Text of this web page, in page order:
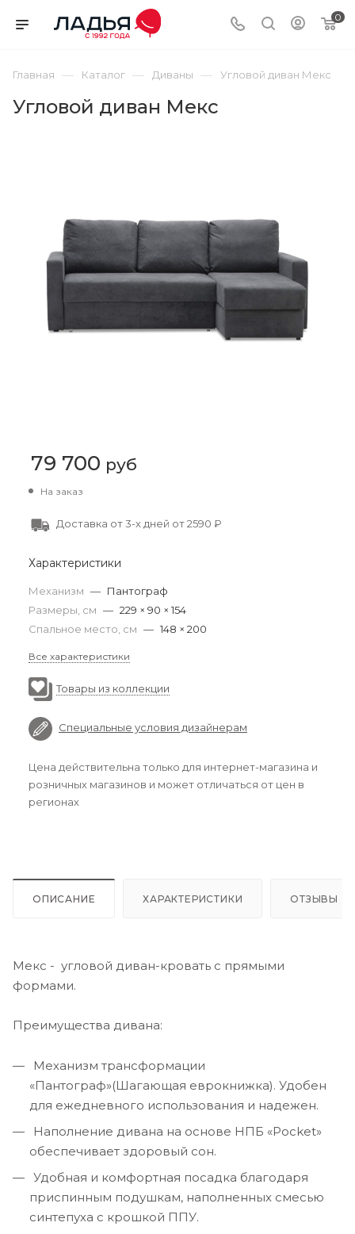
0
Главная — Каталог — Диваны — Угловой диван Мекс
Угловой диван Мекс
79 700 руб
На заказ
Доставка от 3-х дней от 2590 ₽
Характеристики
Механизм — Пантограф
Размеры, см — 229 × 90 × 154
Спальное место, см — 148 × 200
Все характеристики
Товары из коллекции
Специальные условия дизайнерам
Цена действительна только для интернет-магазина и
розничных магазинов и может отличаться от цен в
регионах
ОПИСАНИЕ ХАРАКТЕРИСТИКИ ОТЗЫВЫ
Мекс - угловой диван-кровать с прямыми
формами.
Преимущества дивана:
Механизм трансформации
«Пантограф»(Шагающая еврокнижка). Удобен
для ежедневного использования и надежен.
Наполнение дивана на основе НПБ «Pocket»
обеспечивает здоровый сон.
Удобная и комфортная посадка благодаря
приспинным подушкам, наполненных смесью
синтепуха с крошкой ППУ.